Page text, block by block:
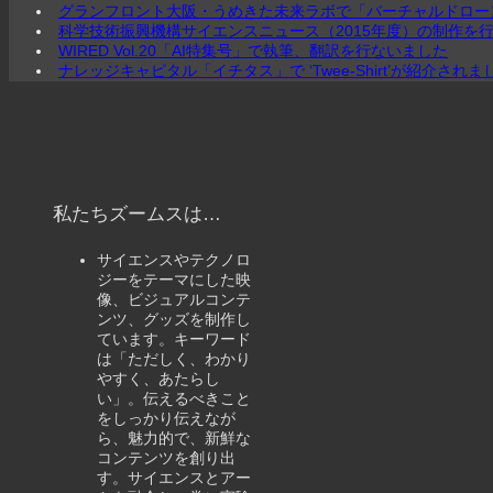
グランフロント大阪・うめきた未来ラボで「バーチャルドロー
科学技術振興機構サイエンスニュース（2015年度）の制作を
WIRED Vol.20「AI特集号」で執筆、翻訳を行ないました
ナレッジキャピタル「イチタス」で ‘Twee-Shirt’が紹介されま
私たちズームスは…
サイエンスやテクノロ
ジーをテーマにした映
像、ビジュアルコンテ
ンツ、グッズを制作し
ています。キーワード
は「ただしく、わかり
やすく、あたらし
い」。伝えるべきこと
をしっかり伝えなが
ら、魅力的で、新鮮な
コンテンツを創り出
す。サイエンスとアー